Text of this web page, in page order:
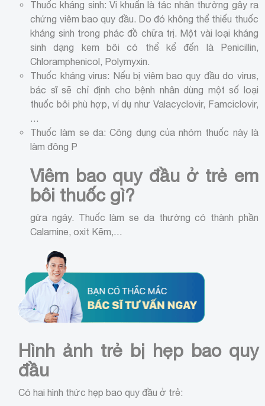
Thuốc kháng sinh: Vi khuẩn là tác nhân thường gây ra
chứng viêm bao quy đầu. Do đó không thể thiếu thuốc
kháng sinh trong phác đồ chữa trị. Một vài loại kháng
sinh dạng kem bôi có thể kể đến là Penicillin,
Chloramphenicol, Polymyxin.
Thuốc kháng virus: Nếu bị viêm bao quy đầu do virus,
bác sĩ sẽ chỉ định cho bệnh nhân dùng một số loại
thuốc bôi phù hợp, ví dụ như Valacyclovir, Famciclovir,
Thuốc làm se da: Công dụng của nhóm thuốc này là
làm đông P
Viêm bao quy đầu ở trẻ em
bôi thuốc gì?
gứa ngáy. Thuốc làm se da thường có thành phần
Calamine, oxit Kẽm,…
Hình ảnh trẻ bị hẹp bao quy
đầu
Có hai hình thức hẹp bao quy đầu ở trẻ: